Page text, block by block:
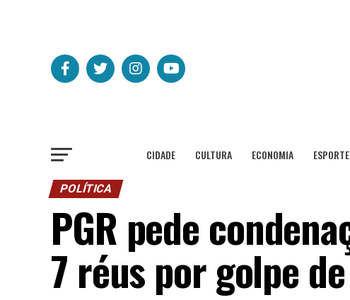
CIDADE CULTURA ECONOMIA ESPORTE
POLÍTICA
PGR pede
7 réus por golpe